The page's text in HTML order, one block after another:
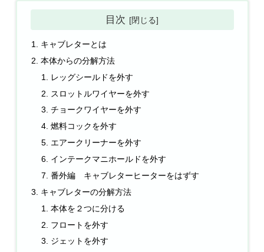
目次
キャブレターとは
本体からの分解方法
レッグシールドを外す
スロットルワイヤーを外す
チョークワイヤーを外す
燃料コックを外す
エアークリーナーを外す
インテークマニホールドを外す
番外編 キャブレターヒーターをはずす
キャブレターの分解方法
本体を２つに分ける
フロートを外す
ジェットを外す